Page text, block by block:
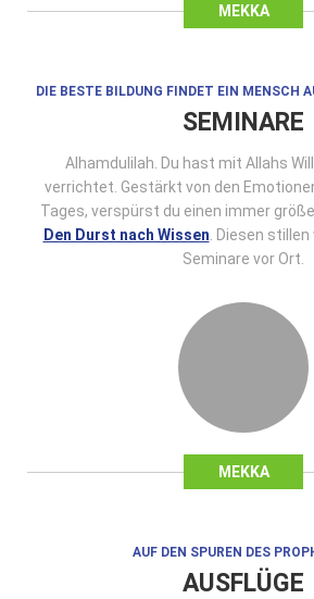
MEKKA
MEKKA
DIE BESTE BILDUNG FINDET EIN MENSCH
SEMINARE
Alhamdulilah. Du hast mit Allahs
verrichtet. Gestärkt von den
Tages, verspürst du einen immer
Den Durst nach Wissen . Diesen
Seminare vor Ort.
AUF DEN SPUREN DES
AUSFLÜGE